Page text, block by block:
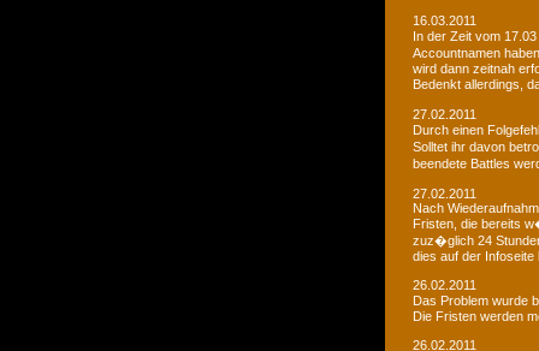
16.03.2011
In der Zeit vom
Accountnamen
wird dann zeitnah
Bedenkt allerdings,
27.02.2011
Durch einen
Solltet ihr davon
beendete Battles
27.02.2011
Nach
Fristen, die bereits
zuz�glich 24
dies auf der
26.02.2011
Das Problem wurde
Die Fristen werden
26.02.2011